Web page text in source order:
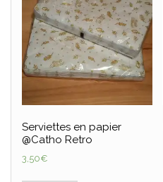
Serviettes en papier
@Catho Retro
3,50€